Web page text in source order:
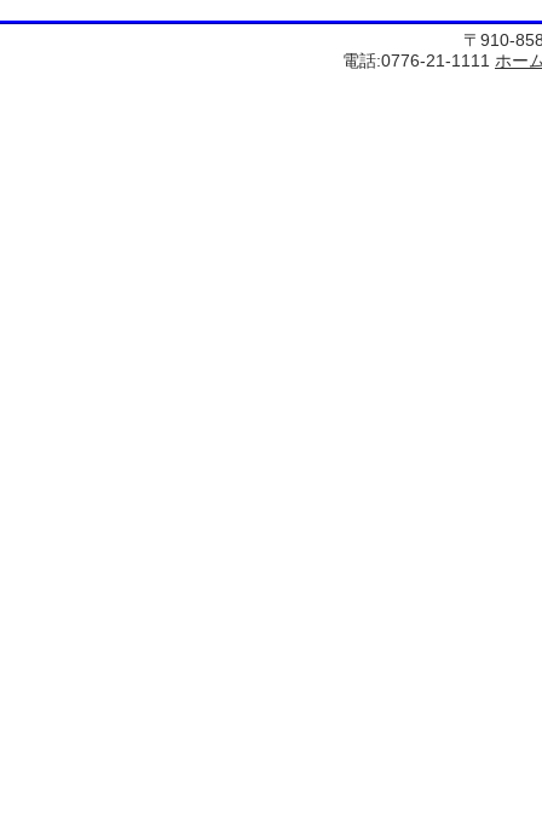
〒910-
電話:0776-21-1111 ホー